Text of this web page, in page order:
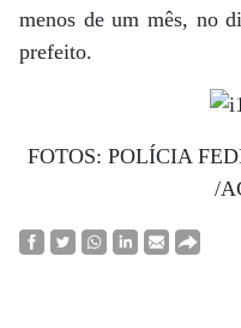
menos de um mês, no
prefeito.
FOTOS: POLÍCIA
/